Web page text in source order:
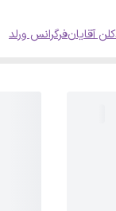
آقایانفرگرانس ورلد